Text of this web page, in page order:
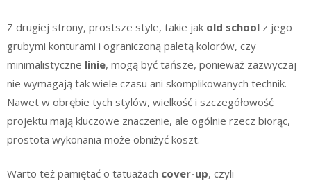
Z drugiej strony, prostsze style, takie jak old school z jego
grubymi konturami i ograniczoną paletą kolorów, czy
minimalistyczne linie, mogą być tańsze, ponieważ zazwyczaj
nie wymagają tak wiele czasu ani skomplikowanych technik.
Nawet w obrębie tych stylów, wielkość i szczegółowość
projektu mają kluczowe znaczenie, ale ogólnie rzecz biorąc,
prostota wykonania może obniżyć koszt.
Warto też pamiętać o tatuażach cover-up, czyli